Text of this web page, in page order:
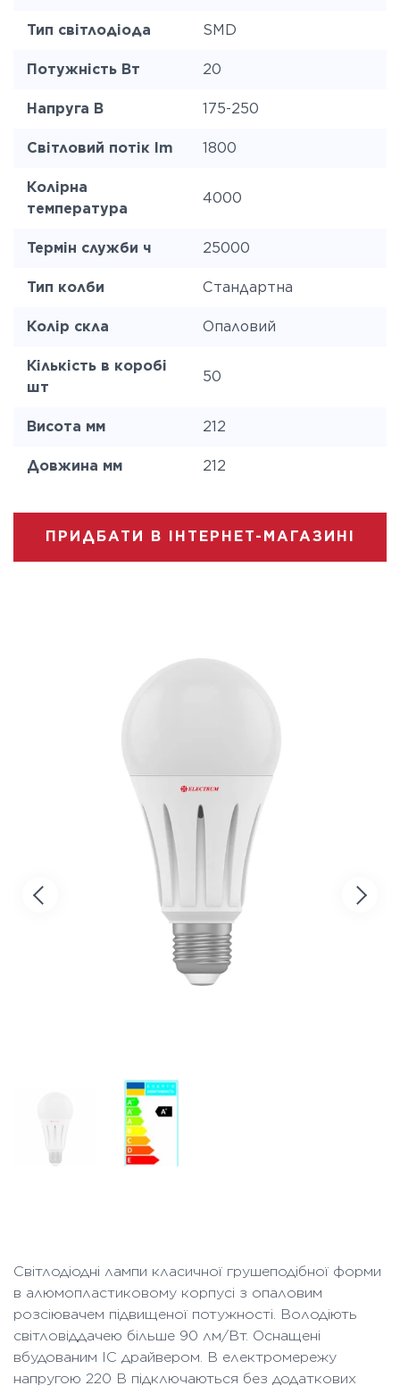
Тип світлодіода SMD
Потужність Вт 20
Напруга В 175-250
Світловий потік lm 1800
Колірна
температура
4000
Термін служби ч 25000
Тип колби Стандартна
Колір скла Опаловий
Кількість в коробі
шт
50
Висота мм 212
Довжина мм 212
ПРИДБАТИ В ІНТЕРНЕТ-МАГАЗИНІ
Світлодіодні лампи класичної грушеподібної форми
в алюмопластиковому корпусі з опаловим
розсіювачем підвищеної потужності. Володіють
світловіддачею більше 90 лм/Вт. Оснащені
вбудованим IC драйвером. В електромережу
напругою 220 В підключаються без додаткових